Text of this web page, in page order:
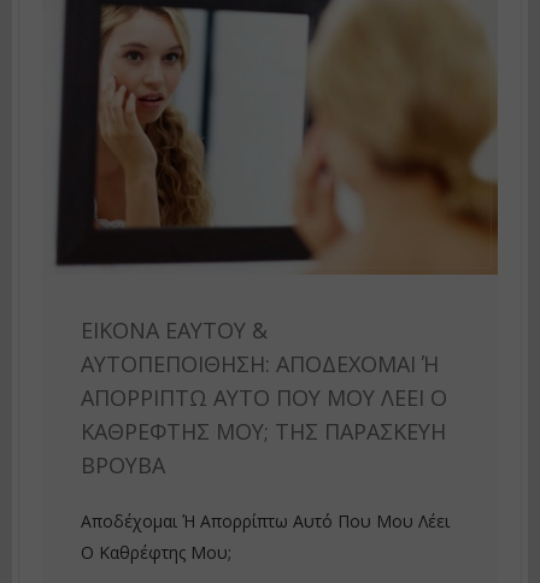
ΕΙΚΌΝΑ ΕΑΥΤΟΎ &
ΑΥΤΟΠΕΠΟΊΘΗΣΗ: ΑΠΟΔΈΧΟΜΑΙ Ή Α
ΠΟΡΡΊΠΤΩ ΑΥΤΌ ΠΟΥ ΜΟΥ ΛΈΕΙ Ο Κ
ΑΘΡΈΦΤΗΣ ΜΟΥ; ΤΗΣ ΠΑΡΑΣΚΕΥΉ Β
ΡΟΎΒΑ
Αποδέχομαι Ή Απορρίπτω Αυτό Που Μου Λέει
Ο Καθρέφτης Μου;